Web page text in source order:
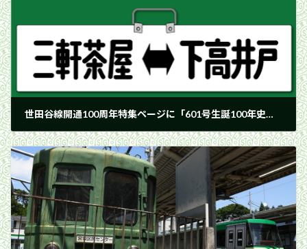
世田谷線開通100周年特集ページに「601号生誕100年史」を追加しました。
2025年5月14日